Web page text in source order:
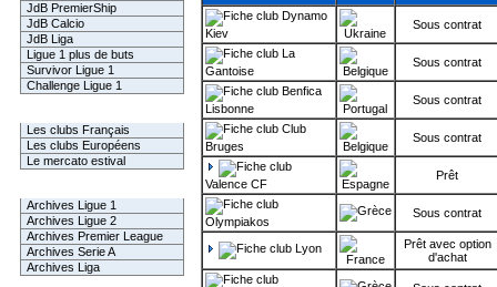
JdB PremierShip
JdB Calcio
JdB Liga
Ligue 1 plus de buts
Survivor Ligue 1
Challenge Ligue 1
Les clubs Français
Les clubs Européens
Le mercato estival
Archives Ligue 1
Archives Ligue 2
Archives Premier League
Archives Serie A
Archives Liga
Dynamo
Kiev
Sous contrat
La
Gantoise
Sous contrat
Benfica
Lisbonne
Sous contrat
Club
Bruges
Sous contrat
Valence CF
Prêt
Olympiakos
Sous contrat
Lyon
Prêt avec option
d'achat